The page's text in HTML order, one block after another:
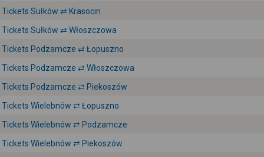
Tickets Sułków ⇄ Krasocin
Tickets Sułków ⇄ Włoszczowa
Tickets Podzamcze ⇄ Łopuszno
Tickets Podzamcze ⇄ Włoszczowa
Tickets Podzamcze ⇄ Piekoszów
Tickets Wielebnów ⇄ Łopuszno
Tickets Wielebnów ⇄ Podzamcze
Tickets Wielebnów ⇄ Piekoszów